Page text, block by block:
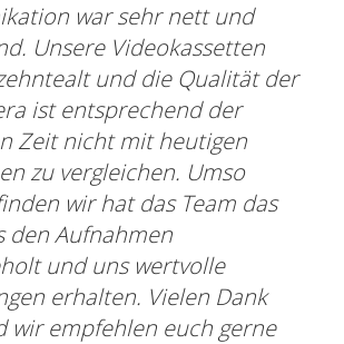
war sehr nett und
Unsere Videokassetten
und die Qualität der
ist entsprechend der
Zeit nicht mit heutigen
zu vergleichen. Umso
wir hat das Team das
den Aufnahmen
und uns wertvolle
erhalten. Vielen Dank
wir empfehlen euch gerne